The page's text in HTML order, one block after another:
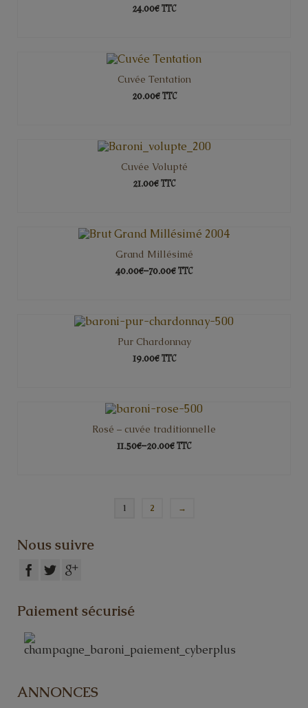
24.00€TTC
Cuvée Tentation
20.00€TTC
Cuvée Volupté
21.00€TTC
Grand Millésimé
40.00€–70.00€TTC
Pur Chardonnay
19.00€TTC
Rosé – cuvée traditionnelle
11.50€–20.00€TTC
1 2 →
Nous suivre
Paiement sécurisé
ANNONCES